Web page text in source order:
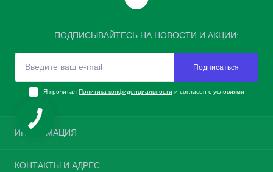
ПОДПИСЫВАЙТЕСЬ НА НОВОСТИ И АКЦИИ:
Подписаться
Я прочитал Политика конфиденциальности и согласен с условиями
ИНФОРМАЦИЯ
КОНТАКТЫ И АДРЕС